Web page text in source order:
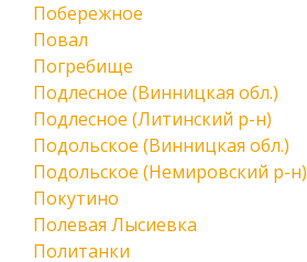
Побережное
Повал
Погребище
Подлесное (Винницкая обл.)
Подлесное (Литинский р-н)
Подольское (Винницкая обл.)
Подольское (Немировский р-н)
Покутино
Полевая Лысиевка
Политанки